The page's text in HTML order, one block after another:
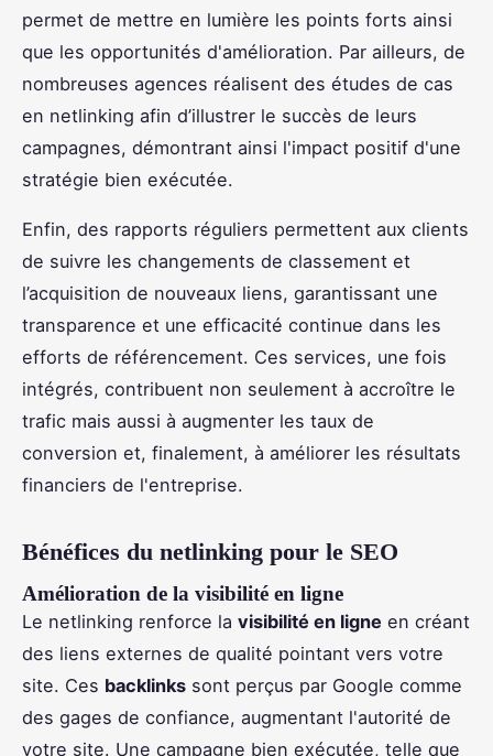
permet de mettre en lumière les points forts ainsi
que les opportunités d'amélioration. Par ailleurs, de
nombreuses agences réalisent des études de cas
en netlinking afin d’illustrer le succès de leurs
campagnes, démontrant ainsi l'impact positif d'une
stratégie bien exécutée.
Enfin, des rapports réguliers permettent aux clients
de suivre les changements de classement et
l’acquisition de nouveaux liens, garantissant une
transparence et une efficacité continue dans les
efforts de référencement. Ces services, une fois
intégrés, contribuent non seulement à accroître le
trafic mais aussi à augmenter les taux de
conversion et, finalement, à améliorer les résultats
financiers de l'entreprise.
Bénéfices du netlinking pour le SEO
Amélioration de la visibilité en ligne
Le netlinking renforce la visibilité en ligne en créant
des liens externes de qualité pointant vers votre
site. Ces backlinks sont perçus par Google comme
des gages de confiance, augmentant l'autorité de
votre site. Une campagne bien exécutée, telle que